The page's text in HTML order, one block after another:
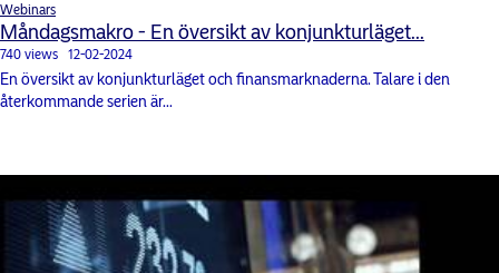
Webinars
Måndagsmakro - En översikt av konjunkturläget...
740 views 12-02-2024
En översikt av konjunkturläget och finansmarknaderna. Talare i den
återkommande serien är...